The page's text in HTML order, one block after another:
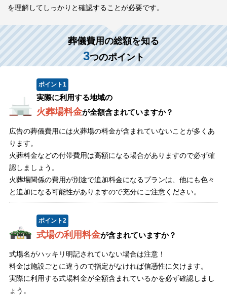
を理解してしっかりと確認することが必要です。
葬儀費用の総額を知る
3つのポイント
ポイント1
実際に利用する地域の
火葬場料金が全額含まれていますか？
広告の葬儀費用には火葬場の料金が含まれていないことが多くあ
ります。
火葬料金などの付帯費用は高額になる場合がありますので必ず確
認しましょう。
火葬場関係の費用が別途で追加料金になるプランは、他にも色々
と追加になる可能性がありますので充分にご注意ください。
ポイント2
式場の利用料金が含まれていますか？
式場名がハッキリ明記されていない場合は注意！
料金は施設ごとに違うので指定がなければ信憑性に欠けます。
実際に利用する式場料金が全額含まれているかを必ず確認しまし
ょう。